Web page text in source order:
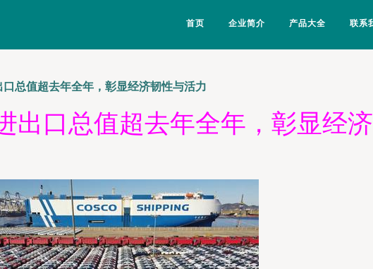
首页 企业简介 产品大全 联系
总值超去年全年，彰显经济韧性与活力
出口总值超去年全年，彰显经